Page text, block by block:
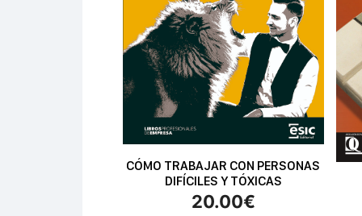
CÓMO TRABAJAR CON PERSONAS
DIFÍCILES Y TÓXICAS
20.00€